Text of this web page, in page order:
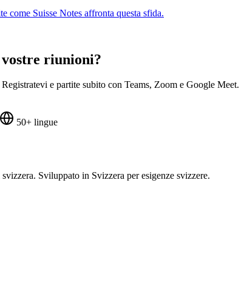
come Suisse Notes affronta questa sfida.
riunioni?
e partite subito con Teams, Zoom e Google Meet.
50+ lingue
Sviluppato in Svizzera per esigenze svizzere.